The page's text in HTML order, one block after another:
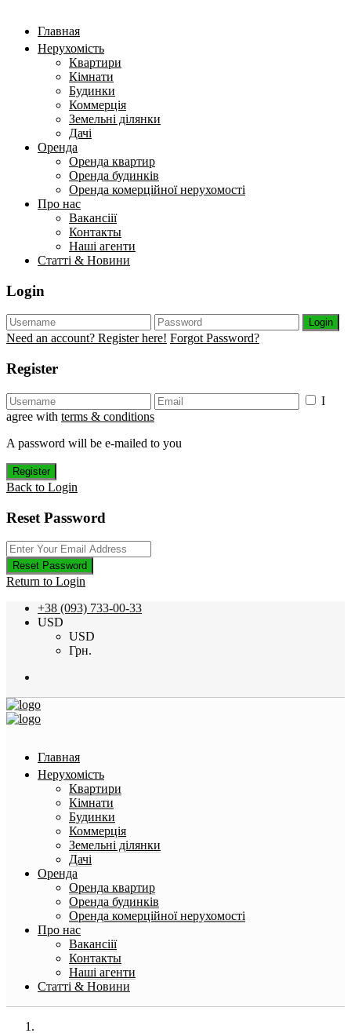
Главная
Нерухомість
Квартири
Кімнати
Будинки
Коммерція
Земельні ділянки
Дачі
Оренда
Оренда квартир
Оренда будинків
Оренда комерційної нерухомості
Про нас
Вакансіії
Контакты
Наші агенти
Статті & Новини
Login
Login
Need an account? Register here! Forgot Password?
Register
I
agree with terms & conditions
A password will be e-mailed to you
Register
Back to Login
Reset Password
Reset Password
Return to Login
+38 (093) 733-00-33
USD
USD
Грн.
Главная
Нерухомість
Квартири
Кімнати
Будинки
Коммерція
Земельні ділянки
Дачі
Оренда
Оренда квартир
Оренда будинків
Оренда комерційної нерухомості
Про нас
Вакансіії
Контакты
Наші агенти
Статті & Новини